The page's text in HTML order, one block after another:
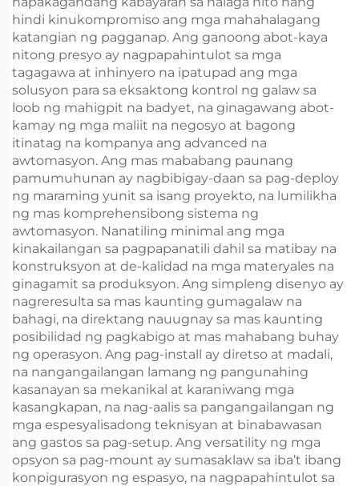
hindi kinukompromiso ang mga mahahalagang
katangian ng pagganap. Ang ganoong abot-kaya
nitong presyo ay nagpapahintulot sa mga
tagagawa at inhinyero na ipatupad ang mga
solusyon para sa eksaktong kontrol ng galaw sa
loob ng mahigpit na badyet, na ginagawang abot-
kamay ng mga maliit na negosyo at bagong
itinatag na kompanya ang advanced na
awtomasyon. Ang mas mababang paunang
pamumuhunan ay nagbibigay-daan sa pag-deploy
ng maraming yunit sa isang proyekto, na lumilikha
ng mas komprehensibong sistema ng
awtomasyon. Nanatiling minimal ang mga
kinakailangan sa pagpapanatili dahil sa matibay na
konstruksyon at de-kalidad na mga materyales na
ginagamit sa produksyon. Ang simpleng disenyo ay
nagreresulta sa mas kaunting gumagalaw na
bahagi, na direktang nauugnay sa mas kaunting
posibilidad ng pagkabigo at mas mahabang buhay
ng operasyon. Ang pag-install ay diretso at madali,
na nangangailangan lamang ng pangunahing
kasanayan sa mekanikal at karaniwang mga
kasangkapan, na nag-aalis sa pangangailangan ng
mga espesyalisadong teknisyan at binabawasan
ang gastos sa pag-setup. Ang versatility ng mga
opsyon sa pag-mount ay sumasaklaw sa iba’t ibang
konpigurasyon ng espasyo, na nagpapahintulot sa